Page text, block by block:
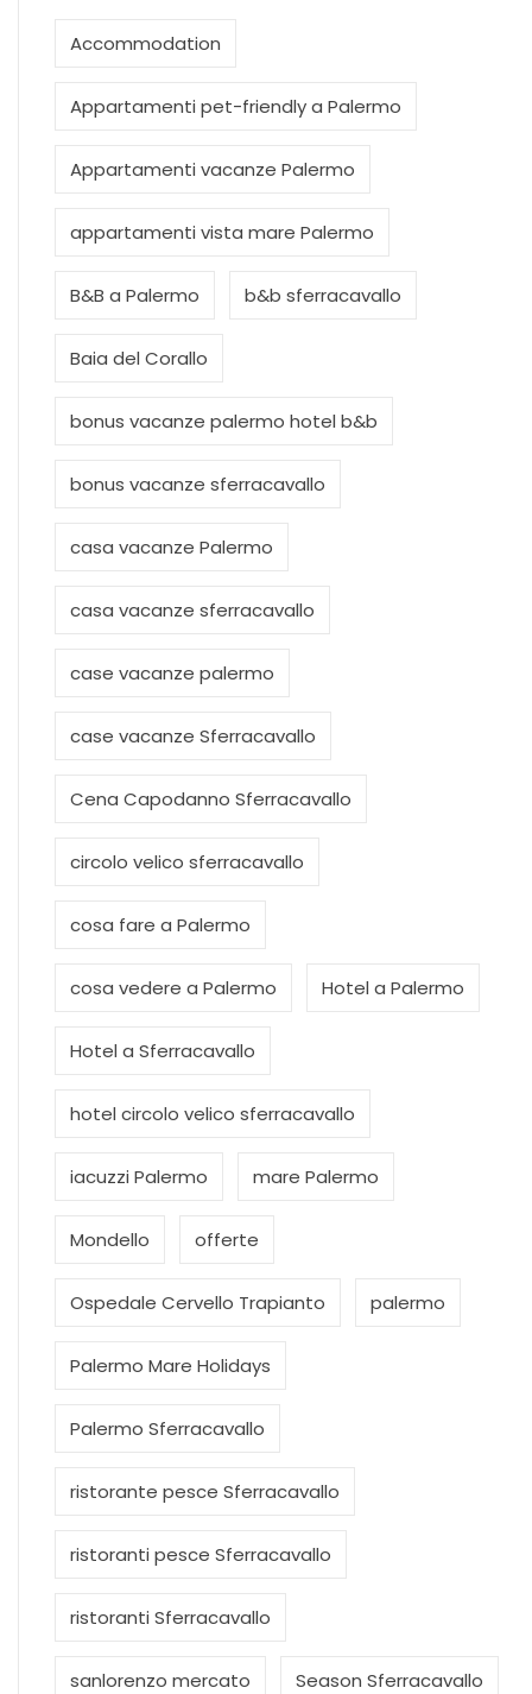
Accommodation
Appartamenti pet-friendly a Palermo
Appartamenti vacanze Palermo
appartamenti vista mare Palermo
B&B a Palermo b&b sferracavallo
Baia del Corallo
bonus vacanze palermo hotel b&b
bonus vacanze sferracavallo
casa vacanze Palermo
casa vacanze sferracavallo
case vacanze palermo
case vacanze Sferracavallo
Cena Capodanno Sferracavallo
circolo velico sferracavallo
cosa fare a Palermo
cosa vedere a Palermo Hotel a Palermo
Hotel a Sferracavallo
hotel circolo velico sferracavallo
iacuzzi Palermo mare Palermo
Mondello offerte
Ospedale Cervello Trapianto palermo
Palermo Mare Holidays
Palermo Sferracavallo
ristorante pesce Sferracavallo
ristoranti pesce Sferracavallo
ristoranti Sferracavallo
sanlorenzo mercato Season Sferracavallo